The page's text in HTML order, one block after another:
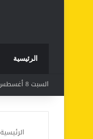
الرئيسية
السبت 8 أغسطس 2026
الرئيسية